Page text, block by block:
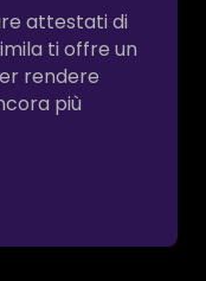
attestati di
ti offre un
rendere
più